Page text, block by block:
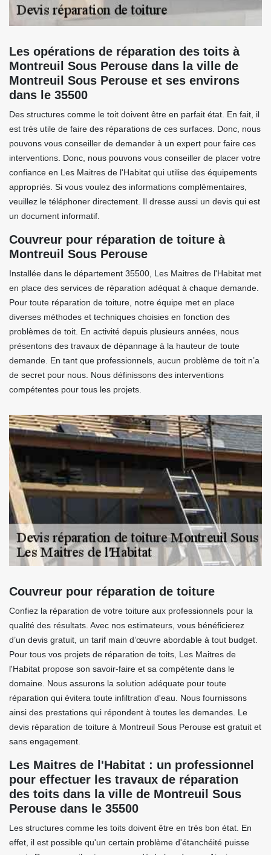
Les opérations de réparation des toits à
Montreuil Sous Perouse dans la ville de
Montreuil Sous Perouse et ses environs
dans le 35500
Des structures comme le toit doivent être en parfait état. En fait, il
est très utile de faire des réparations de ces surfaces. Donc, nous
pouvons vous conseiller de demander à un expert pour faire ces
interventions. Donc, nous pouvons vous conseiller de placer votre
confiance en Les Maitres de l'Habitat qui utilise des équipements
appropriés. Si vous voulez des informations complémentaires,
veuillez le téléphoner directement. Il dresse aussi un devis qui est
un document informatif.
Couvreur pour réparation de toiture à
Montreuil Sous Perouse
Installée dans le département 35500, Les Maitres de l'Habitat met
en place des services de réparation adéquat à chaque demande.
Pour toute réparation de toiture, notre équipe met en place
diverses méthodes et techniques choisies en fonction des
problèmes de toit. En activité depuis plusieurs années, nous
présentons des travaux de dépannage à la hauteur de toute
demande. En tant que professionnels, aucun problème de toit n’a
de secret pour nous. Nous définissons des interventions
compétentes pour tous les projets.
Couvreur pour réparation de toiture
Confiez la réparation de votre toiture aux professionnels pour la
qualité des résultats. Avec nos estimateurs, vous bénéficierez
d’un devis gratuit, un tarif main d’œuvre abordable à tout budget.
Pour tous vos projets de réparation de toits, Les Maitres de
l'Habitat propose son savoir-faire et sa compétente dans le
domaine. Nous assurons la solution adéquate pour toute
réparation qui évitera toute infiltration d'eau. Nous fournissons
ainsi des prestations qui répondent à toutes les demandes. Le
devis réparation de toiture à Montreuil Sous Perouse est gratuit et
sans engagement.
Les Maitres de l'Habitat : un professionnel
pour effectuer les travaux de réparation
des toits dans la ville de Montreuil Sous
Perouse dans le 35500
Les structures comme les toits doivent être en très bon état. En
effet, il est possible qu'un certain problème d'étanchéité puisse